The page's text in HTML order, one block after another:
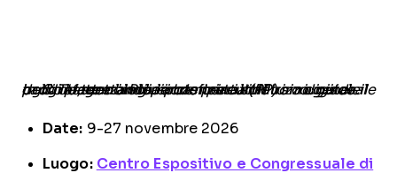
La Conferenza Plenipotenziaria (PP) si riunisce ogni quattro anni per definire l'indirizzo generale dell’ITU, gettando le basi per un futuro digitale in cui la tecnologia incentrata sull’uomo guida il progresso e l’inclusione per tutti.
Date: 9-27 novembre 2026
Luogo: Centro Espositivo e Congressuale di